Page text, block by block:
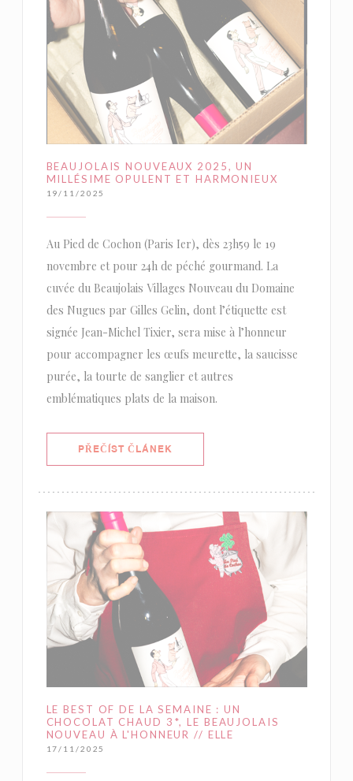
BEAUJOLAIS NOUVEAUX 2025, UN
MILLÉSIME OPULENT ET HARMONIEUX
19/11/2025
Au Pied de Cochon (Paris Ier), dès 23h59 le 19
novembre et pour 24h de péché gourmand. La
cuvée du Beaujolais Villages Nouveau du Domaine
des Nugues par Gilles Gelin, dont l’étiquette est
signée Jean-Michel Tixier, sera mise à l’honneur
pour accompagner les œufs meurette, la saucisse
purée, la tourte de sanglier et autres
emblématiques plats de la maison.
PŘEČÍST ČLÁNEK
LE BEST OF DE LA SEMAINE : UN
CHOCOLAT CHAUD 3*, LE BEAUJOLAIS
NOUVEAU À L'HONNEUR // ELLE
17/11/2025